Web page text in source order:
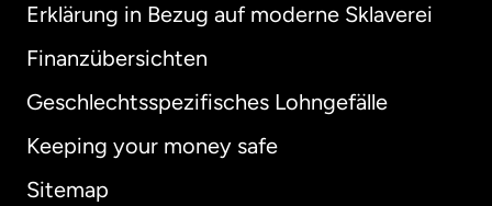
Erklärung in Bezug auf moderne Sklaverei
Finanzübersichten
Geschlechtsspezifisches Lohngefälle
Keeping your money safe
Sitemap
International English
Australien